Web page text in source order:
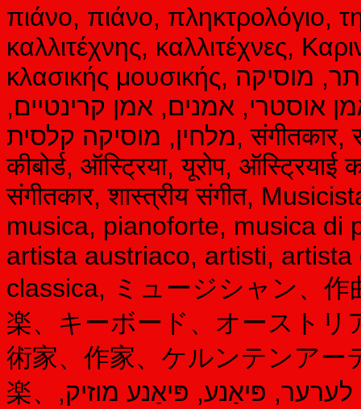
πιάνο, πιάνο, πληκτρολόγιο,
καλλιτέχνης, καλλιτέχνες,
κλασικής μουσικής, מוסיקאי, מלחין, מורה למוסיקה, פסנתר, מוסיקה
אוסטרי, אמנים, אמן קרינטיים,
מלחין, מוסיקה קלסית, संगीतकार, संगीतकार, संगीत शिक्षक, पियानो, पियानो संगीत,
कीबोर्ड, ऑस्ट्रिया, यूरोप,
संगीतकार, शास्त्रीय संगीत,
musica, pianoforte, musica di
artista austriaco, artisti,
classica, ミュージシャン、
楽、キーボード、オースト
術家、作家、ケルンテンアー
楽、קלעזמער, קאַמפּאָוזער, מוזיק לערער, פּיאַנע, פּיאַנע מוזיק,